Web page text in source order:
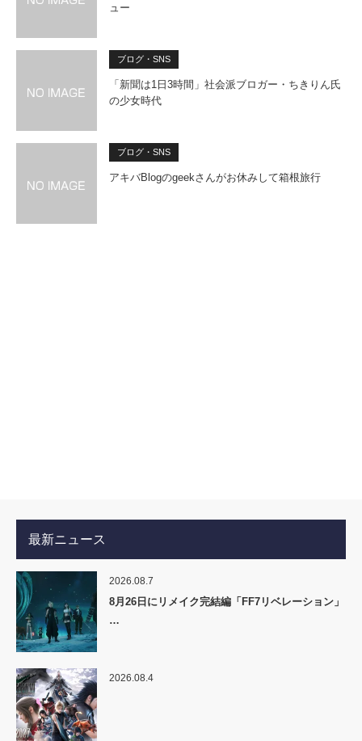
ュー
ブログ・SNS
「新聞は1日3時間」社会派ブロガー・ちきりん氏
の少女時代
ブログ・SNS
アキバBlogのgeekさんがお休みして箱根旅行
最新ニュース
2026.08.7
8月26日にリメイク完結編「FF7リベレーション」
…
2026.08.4